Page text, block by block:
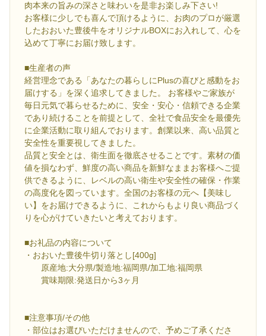
肉本来の旨みの深さと味わいを是非お楽しみ下さい!
お客様に少しでも喜んで頂けるように、お肉のプロが厳選
したおおいた豊後牛をオリジナルBOXにお入れして、心を
込めて丁寧にお届け致します。
■生産者の声
経営理念である「あなたの暮らしにPlusの喜びと感動をお
届けする」を深く追求してきました。 お客様やご家族が
毎日元気で暮らせるために、安全・安心・信頼できる企業
であり続けることを前提として、全社で食品安全を最優先
に企業活動に取り組んでおります。創業以来、高い品質と
安全性を重要視してきました。
品質と安全とは、衛生面を徹底させることです。素材の価
値を損なわず、鮮度の高い商品を新鮮なままお客様へご提
供できるように、レベルの高い衛生や安全性の確保・作業
の高度化を図っています。全国のお客様の元へ【美味し
い】をお届けできるように、これからもより良い商品づく
りを心がけていきたいと考えております。
■お礼品の内容について
・おおいた豊後牛切り落とし[400g]
原産地:大分県/製造地:福岡県/加工地:福岡県
賞味期限:発送日から3ヶ月
■注意事項/その他
・部位はお選びいただけませんので、予めご了承くださ